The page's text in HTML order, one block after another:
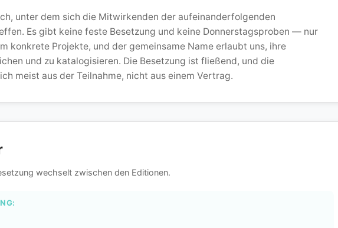
unter dem sich die Mitwirkenden der aufeinanderfolgenden
Es gibt keine feste Besetzung und keine Donnerstagsproben — nur
konkrete Projekte, und der gemeinsame Name erlaubt uns, ihre
und zu katalogisieren. Die Besetzung ist fließend, und die
meist aus der Teilnahme, nicht aus einem Vertrag.
wechselt zwischen den Editionen.